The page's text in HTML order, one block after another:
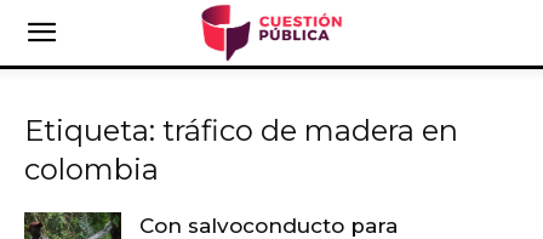
Etiqueta: tráfico de madera en
colombia
Con salvoconducto para